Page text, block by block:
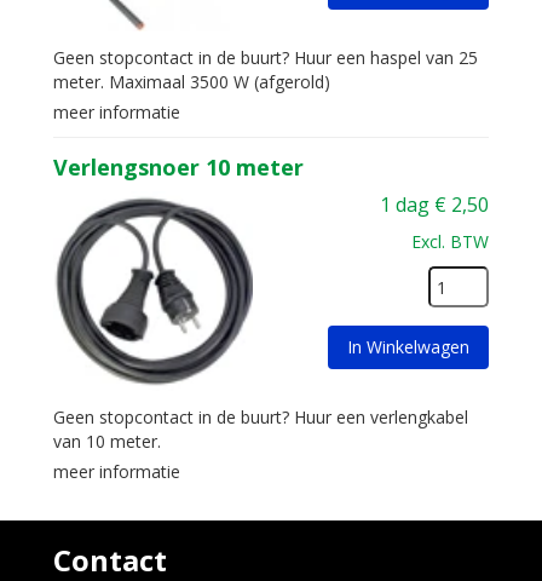
Geen stopcontact in de buurt? Huur een haspel van 25
meter. Maximaal 3500 W (afgerold)
meer informatie
Verlengsnoer 10 meter
1 dag € 2,50
Excl. BTW
In Winkelwagen
Geen stopcontact in de buurt? Huur een verlengkabel
van 10 meter.
meer informatie
Contact